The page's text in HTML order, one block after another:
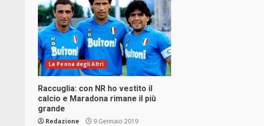
La Penna degli Altri
Raccuglia: con NR ho vestito il
calcio e Maradona rimane il più
grande
Redazione 9 Gennaio 2019